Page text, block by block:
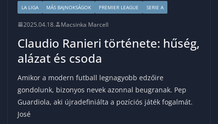
LA LIGA MÁS BAJNOKSÁGOK PREMIER LEAGUE SERIE A
2025.04.18. Macsinka Marcell
Claudio Ranieri története: hűség,
alázat és csoda
Amikor a modern futball legnagyobb edzőire
gondolunk, bizonyos nevek azonnal beugranak. Pep
Guardiola, aki újradefiniálta a pozíciós játék fogalmát.
José